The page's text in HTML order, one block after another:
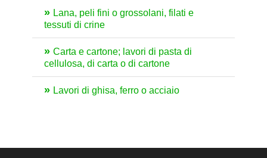
Lana, peli fini o grossolani, filati e
tessuti di crine
Carta e cartone; lavori di pasta di
cellulosa, di carta o di cartone
Lavori di ghisa, ferro o acciaio